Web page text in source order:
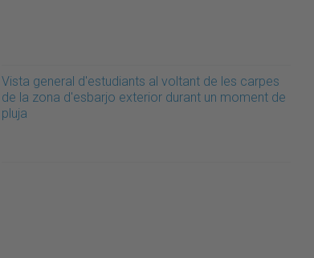
Vista general d'estudiants al voltant de les carpes
de la zona d'esbarjo exterior durant un moment de
pluja